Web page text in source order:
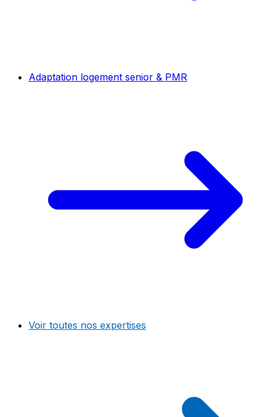
Adaptation logement senior & PMR
Voir toutes nos expertises